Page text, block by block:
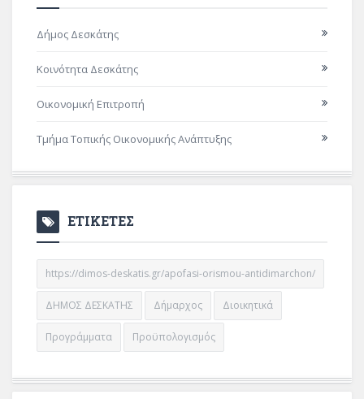
Δήμος Δεσκάτης
Κοινότητα Δεσκάτης
Οικονομική Επιτροπή
Τμήμα Τοπικής Οικονομικής Ανάπτυξης
ΕΤΙΚΕΤΕΣ
https://dimos-deskatis.gr/apofasi-orismou-antidimarchon/
ΔΗΜΟΣ ΔΕΣΚΑΤΗΣ Δήμαρχος Διοικητικά
Προγράμματα Προϋπολογισμός